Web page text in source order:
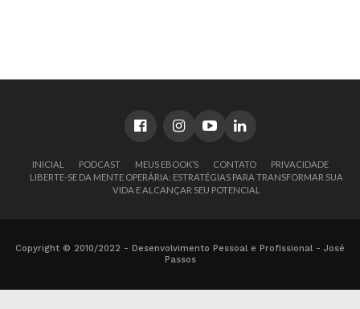
INICIAL PODCAST MEUS EBOOK’S CONTATO
PRIVACIDADE
LIBERTE-SE DA MENTE OPERÁRIA: ESTRATÉGIAS PARA TRANSFORMAR SUA
VIDA E ALCANÇAR SEU POTENCIAL
Copyright © 2010/2022 - Desenvolvimento Pessoal e Profissional - José
Passos